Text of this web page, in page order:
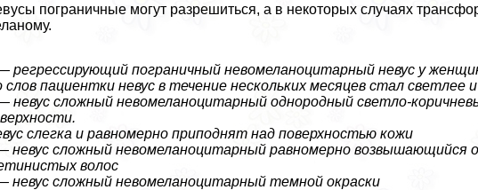
пограничные могут разрешиться, а в некоторых случаях
регрессирующий пограничный невомеланоцитарный невус у
слов пациентки невус в течение нескольких месяцев стал светлее
невус сложный невомеланоцитарный однородный светло-
слегка и равномерно приподнят над поверхностью кожи
невус сложный невомеланоцитарный равномерно возвышающийся
волос
невус сложный невомеланоцитарный темной окраски